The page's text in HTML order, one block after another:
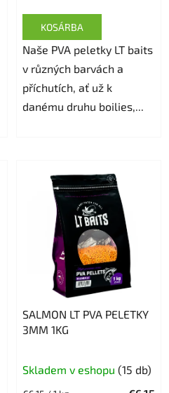
5-
5,0
csillag.
KOSÁRBA
Naše PVA peletky LT baits
v různých barvách a
příchutích, ať už k
danému druhu boilies,...
SALMON LT PVA PELETKY
3MM 1KG
Skladem v eshopu (15 db)